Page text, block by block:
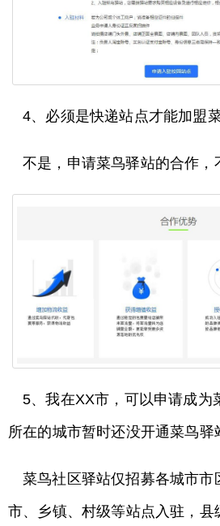
4、必须是快递站点才能加盟
不是，申请菜鸟驿站的合作，
5、我在XX市，可以申请成为
所在的城市暂时还没开通菜鸟驿
菜鸟社区驿站仅招募各城市市
市、乡镇、村级等站点入驻，县